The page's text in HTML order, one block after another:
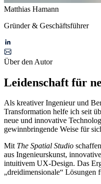
Matthias Hamann
Gründer & Geschäftsführer
Über den Autor
Leidenschaft für
Als kreativer Ingenieur und
Transformation helfe ich seit
neue und innovative
gewinnbringende Weise für
Mit The Spatial Studio
aus Ingenieurskunst,
intuitivem UX-Design. Das
„dreidimensionale“ Lösungen